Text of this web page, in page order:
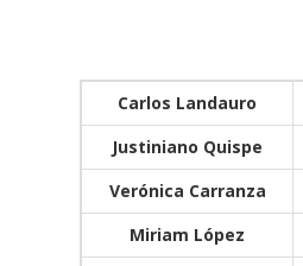
Carlos Landauro
Justiniano Quispe
Verónica Carranza
Miriam López